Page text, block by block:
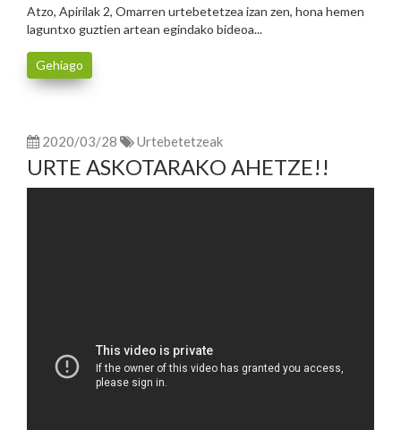
Atzo, Apirilak 2, Omarren urtebetetzea izan zen, hona hemen
laguntxo guztien artean egindako bideoa...
Gehiago
2020/03/28 Urtebetetzeak
URTE ASKOTARAKO AHETZE!!